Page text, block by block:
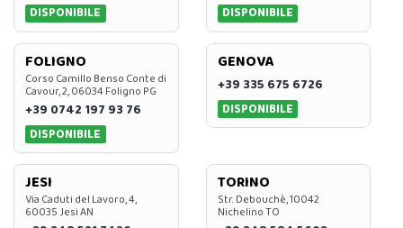
DISPONIBILE
DISPONIBILE
FOLIGNO
Corso Camillo Benso Conte di
Cavour, 2, 06034 Foligno PG
+39 0742 197 93 76
DISPONIBILE
GENOVA
+39 335 675 6726
DISPONIBILE
JESI
Via Caduti del Lavoro, 4,
60035 Jesi AN
TORINO
Str. Debouchè, 10042
Nichelino TO